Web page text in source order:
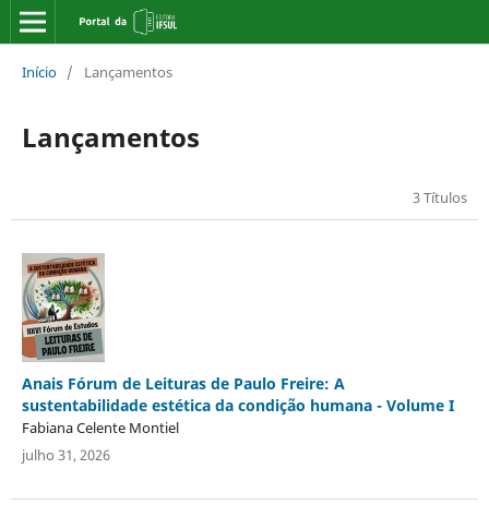
Início / Lançamentos
Lançamentos
3 Títulos
Anais Fórum de Leituras de Paulo Freire: A
sustentabilidade estética da condição humana - Volume I
Fabiana Celente Montiel
julho 31, 2026